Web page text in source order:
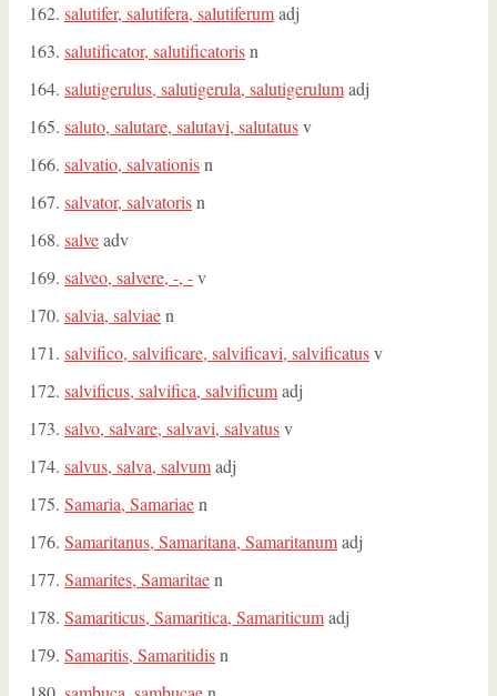
salutifer, salutifera, salutiferumadj
salutificator, salutificatorisn
salutigerulus, salutigerula, salutigerulumadj
saluto, salutare, salutavi, salutatusv
salvatio, salvationisn
salvator, salvatorisn
salveadv
salveo, salvere, -, -v
salvia, salviaen
salvifico, salvificare, salvificavi, salvificatusv
salvificus, salvifica, salvificumadj
salvo, salvare, salvavi, salvatusv
salvus, salva, salvumadj
Samaria, Samariaen
Samaritanus, Samaritana, Samaritanumadj
Samarites, Samaritaen
Samariticus, Samaritica, Samariticumadj
Samaritis, Samaritidisn